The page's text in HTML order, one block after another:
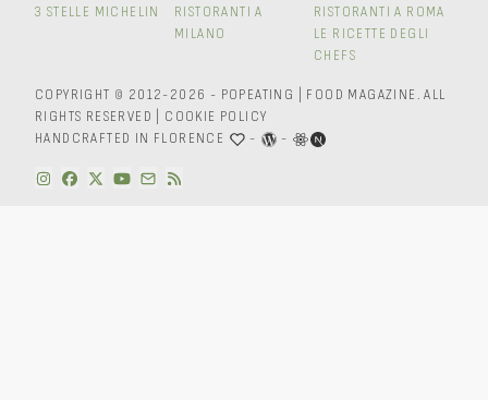
3 STELLE MICHELIN
RISTORANTI A
MILANO
RISTORANTI A ROMA
LE RICETTE DEGLI
CHEFS
COPYRIGHT © 2012-2026 - POPEATING | FOOD MAGAZINE.ALL
RIGHTS RESERVED
COOKIE POLICY
HANDCRAFTED IN FLORENCE
- -